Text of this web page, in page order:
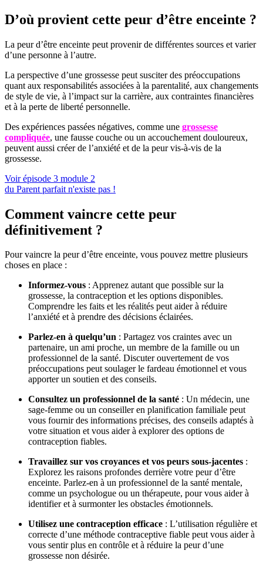
D’où provient cette peur d’être enceinte ?
La peur d’être enceinte peut provenir de différentes sources et varier
d’une personne à l’autre.
La perspective d’une grossesse peut susciter des préoccupations
quant aux responsabilités associées à la parentalité, aux changements
de style de vie, à l’impact sur la carrière, aux contraintes financières
et à la perte de liberté personnelle.
Des expériences passées négatives, comme une grossesse
compliquée, une fausse couche ou un accouchement douloureux,
peuvent aussi créer de l’anxiété et de la peur vis-à-vis de la
grossesse.
Voir épisode 3 module 2
du Parent parfait n'existe pas !
Comment vaincre cette peur
définitivement ?
Pour vaincre la peur d’être enceinte, vous pouvez mettre plusieurs
choses en place :
Informez-vous : Apprenez autant que possible sur la
grossesse, la contraception et les options disponibles.
Comprendre les faits et les réalités peut aider à réduire
l’anxiété et à prendre des décisions éclairées.
Parlez-en à quelqu’un : Partagez vos craintes avec un
partenaire, un ami proche, un membre de la famille ou un
professionnel de la santé. Discuter ouvertement de vos
préoccupations peut soulager le fardeau émotionnel et vous
apporter un soutien et des conseils.
Consultez un professionnel de la santé : Un médecin, une
sage-femme ou un conseiller en planification familiale peut
vous fournir des informations précises, des conseils adaptés à
votre situation et vous aider à explorer des options de
contraception fiables.
Travaillez sur vos croyances et vos peurs sous-jacentes :
Explorez les raisons profondes derrière votre peur d’être
enceinte. Parlez-en à un professionnel de la santé mentale,
comme un psychologue ou un thérapeute, pour vous aider à
identifier et à surmonter les obstacles émotionnels.
Utilisez une contraception efficace : L’utilisation régulière et
correcte d’une méthode contraceptive fiable peut vous aider à
vous sentir plus en contrôle et à réduire la peur d’une
grossesse non désirée.